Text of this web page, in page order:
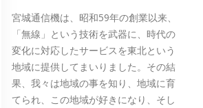
宮城通信機は、昭和59年の創業以来、
「無線」という技術を武器に、時代の
変化に対応したサービスを東北という
地域に提供してまいりました。その結
果、我々は地域の事を知り、地域に育
てられ、この地域が好きになり、そし